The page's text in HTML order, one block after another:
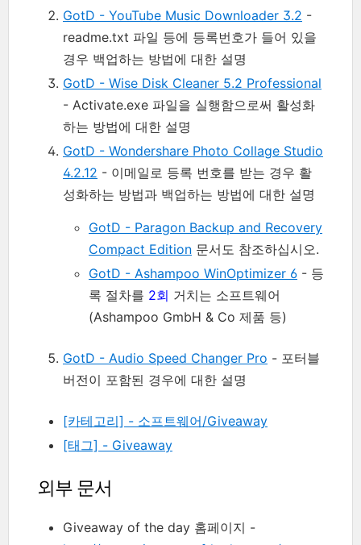
GotD - YouTube Music Downloader 3.2 -
readme.txt 파일 등에 등록번호가 들어 있을
경우 백업하는 방법에 대한 설명
GotD - Wise Disk Cleaner 5.2 Professional
- Activate.exe 파일을 실행함으로써 활성화
하는 방법에 대한 설명
GotD - Wondershare Photo Collage Studio
4.2.12 - 이메일로 등록 번호를 받는 경우 활
성화하는 방법과 백업하는 방법에 대한 설명
GotD - Paragon Backup and Recovery
Compact Edition 문서도 참조하십시오.
GotD - Ashampoo WinOptimizer 6 - 등
록 절차를 2회 거치는 소프트웨어
(Ashampoo GmbH & Co 제품 등)
GotD - Audio Speed Changer Pro - 포터블
버전이 포함된 경우에 대한 설명
[카테고리] - 소프트웨어/Giveaway
[태그] - Giveaway
외부 문서
Giveaway of the day 홈페이지 -